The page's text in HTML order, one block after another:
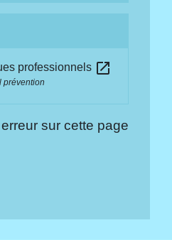
professionnels open_in_new
prévention
sur cette page